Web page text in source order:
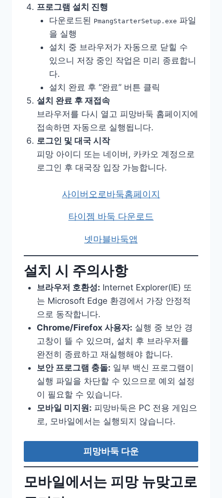
프로그램 설치 진행
다운로드된 PmangStarterSetup.exe 파일
을 실행
설치 중 브라우저가 자동으로 닫힐 수
있으니 저장 중인 작업은 미리 종료합니
다.
설치 완료 후 “완료” 버튼 클릭
설치 완료 후 재접속
브라우저를 다시 열고 피망바둑 홈페이지에
접속하면 자동으로 실행됩니다.
로그인 및 대국 시작
피망 아이디 또는 네이버, 카카오 계정으로
로그인 후 대국장 입장 가능합니다.
사이버오로바둑홈페이지
타이젬 바둑 다운로드
넷마블바둑앱
설치 시 주의사항
브라우저 호환성: Internet Explorer(IE) 또
는 Microsoft Edge 환경에서 가장 안정적
으로 동작합니다.
Chrome/Firefox 사용자: 실행 중 보안 경
고창이 뜰 수 있으며, 설치 후 브라우저를
완전히 종료하고 재실행해야 합니다.
보안 프로그램 충돌: 일부 백신 프로그램이
실행 파일을 차단할 수 있으므로 예외 설정
이 필요할 수 있습니다.
모바일 미지원: 피망바둑은 PC 전용 게임으
로, 모바일에서는 실행되지 않습니다.
피망바둑 다운
모바일에서는 피망 뉴맞고로